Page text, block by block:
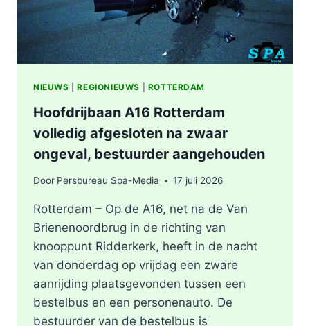
NIEUWS |REGIONIEUWS ROTTERDAM
Hoofdrijbaan A16 Rotterdam
volledig afgesloten na zwaar
ongeval, bestuurder aangehouden
Door Persbureau Spa-Media 17 juli 2026
Rotterdam – Op de A16, net na de Van
Brienenoordbrug in de richting van
knooppunt Ridderkerk, heeft in de nacht
van donderdag op vrijdag een zware
aanrijding plaatsgevonden tussen een
bestelbus en een personenauto. De
bestuurder van de bestelbus is